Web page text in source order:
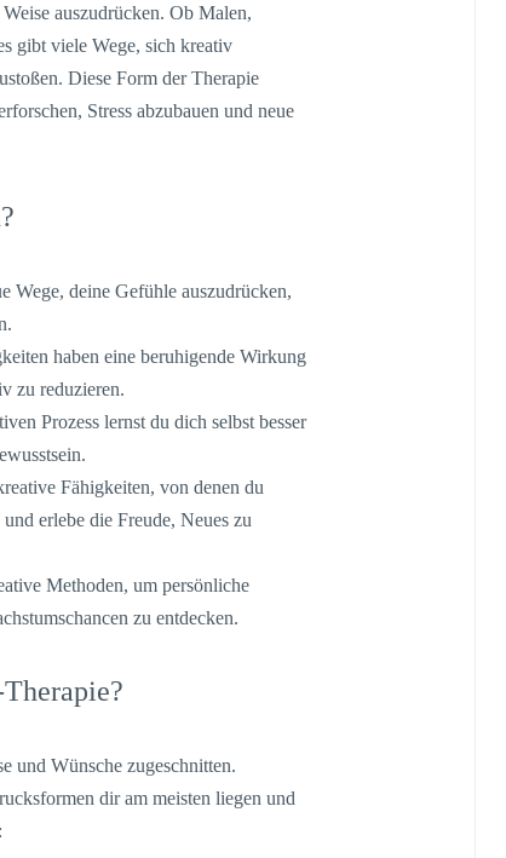
auszudrücken. Ob Malen,
gibt viele Wege, sich kreativ
Diese Form der Therapie
Stress abzubauen und neue
Wege, deine Gefühle auszudrücken,
haben eine beruhigende Wirkung
zu reduzieren.
Prozess lernst du dich selbst besser
Fähigkeiten, von denen du
erlebe die Freude, Neues zu
Methoden, um persönliche
zu entdecken.
und Wünsche zugeschnitten.
dir am meisten liegen und